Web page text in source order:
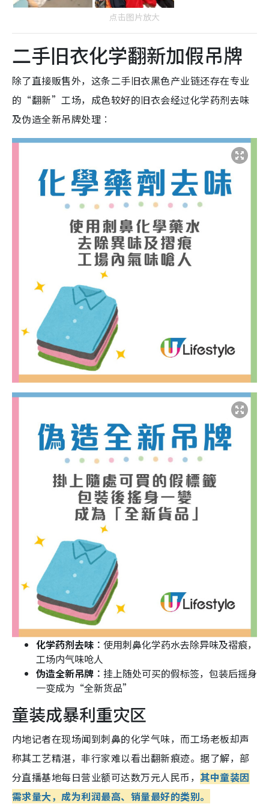
点击图片放大
二手旧衣化学翻新加假吊牌
除了直接贩售外，这条二手旧衣黑色产业链还存在专业
的“翻新”工场，成色较好的旧衣会经过化学药剂去味
及伪造全新吊牌处理︰
化学药剂去味︰ 使用刺鼻化学药水去除异味及褶痕，
工场内气味呛人
伪造全新吊牌︰ 挂上随处可买的假标签，包装后摇身
一变成为“全新货品”
童装成暴利重灾区
内地记者在现场闻到刺鼻的化学气味，而工场老板却声
称其工艺精湛，非行家难以看出翻新痕迹。据了解，部
分直播基地每日营业额可达数万元人民币， 其中童装因
需求量大，成为利润最高、销量最好的类别。